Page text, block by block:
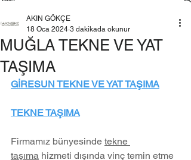
MUĞLA TEKNE VE YAT
TAŞIMA
AKIN GÖKÇE
18 Oca 2024 3 dakikada okunur
GİRESUN TEKNE VE YAT TAŞIMA
TEKNE TAŞIMA
Firmamız bünyesinde tekne
taşıma hizmeti dışında vinç temin etme